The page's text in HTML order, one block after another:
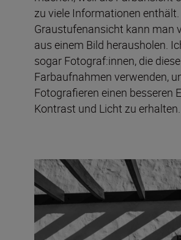
zu viele Informationen
Graustufenansicht kann man
aus einem Bild herausholen.
sogar Fotograf:innen, die
Farbaufnahmen verwenden,
Fotografieren einen besseren
Kontrast und Licht zu erhalten.